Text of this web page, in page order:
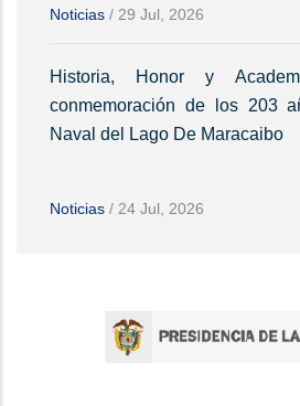
Noticias / 29 Jul, 2026
Historia, Honor y
conmemoración de los 203
Naval del Lago De Maracaibo
Noticias / 24 Jul, 2026